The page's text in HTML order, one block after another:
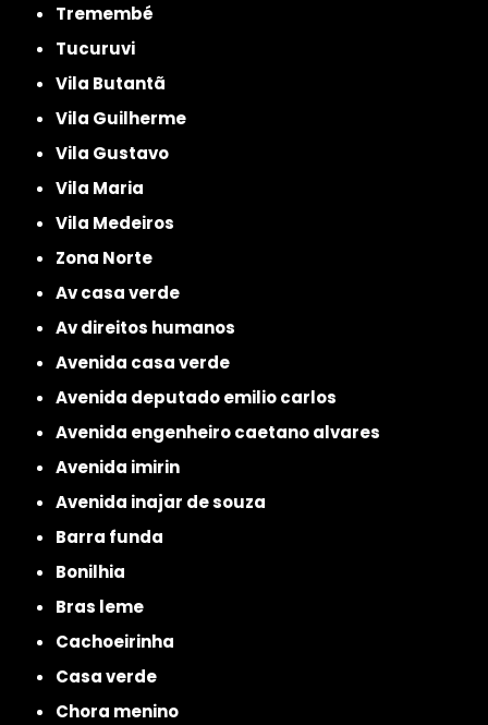
Tremembé
Tucuruvi
Vila Butantã
Vila Guilherme
Vila Gustavo
Vila Maria
Vila Medeiros
Zona Norte
av casa verde
av direitos humanos
avenida casa verde
avenida deputado emilio carlos
avenida engenheiro caetano alvares
avenida imirin
avenida inajar de souza
barra funda
bonilhia
bras leme
cachoeirinha
casa verde
chora menino